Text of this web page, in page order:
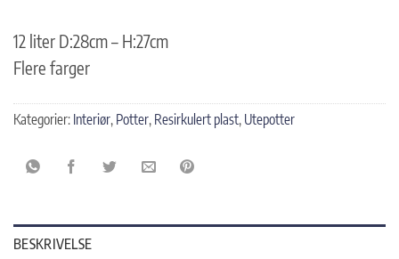
12 liter D:28cm – H:27cm
Flere farger
Kategorier: Interiør, Potter, Resirkulert plast, Utepotter
BESKRIVELSE